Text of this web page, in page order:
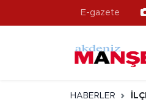
E-gazete
HABERLER
Hava Durumu